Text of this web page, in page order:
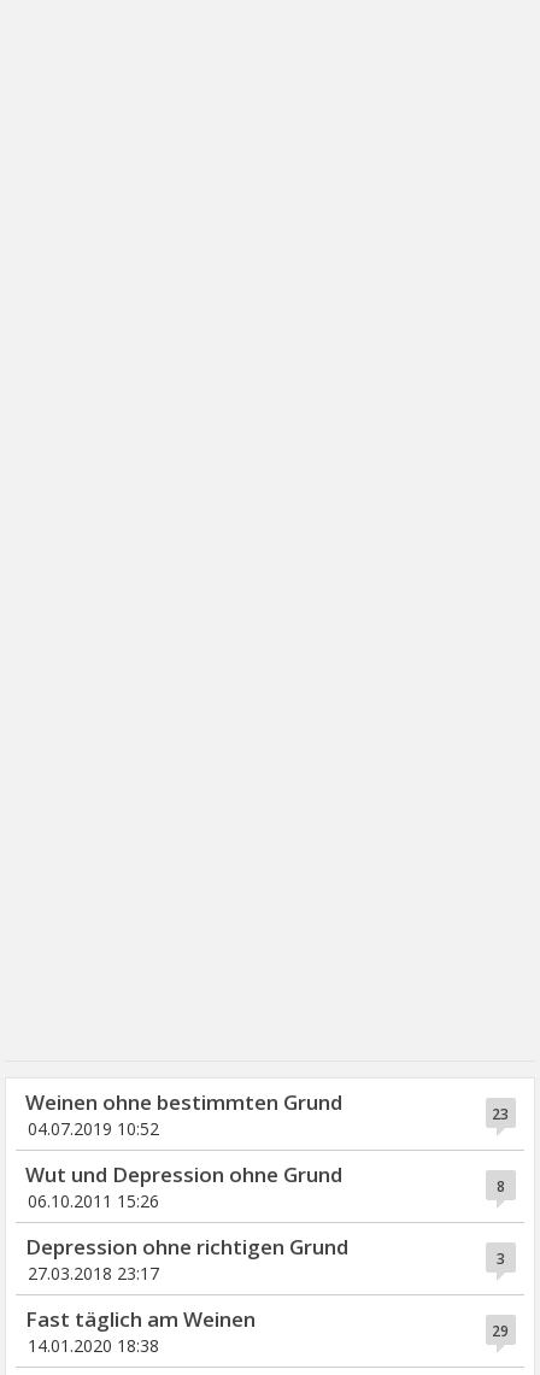
23
Weinen ohne bestimmten Grund
04.07.2019 10:52
8
Wut und Depression ohne Grund
06.10.2011 15:26
3
Depression ohne richtigen Grund
27.03.2018 23:17
29
Fast täglich am Weinen
14.01.2020 18:38